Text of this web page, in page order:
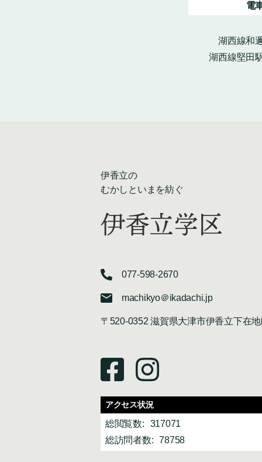
電
湖西線和
湖西線堅田
伊香立の
むかしといまを紡ぐ
伊香立学区
077-598-2670
machikyo＠ikadachi.jp
〒520-0352 滋賀県大津市伊香立下在
アクセス状況
総閲覧数:
317071
総訪問者数:
78758